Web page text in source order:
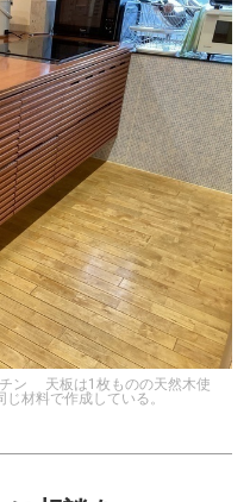
ン 天板は1枚ものの天然木使
材料で作成している。